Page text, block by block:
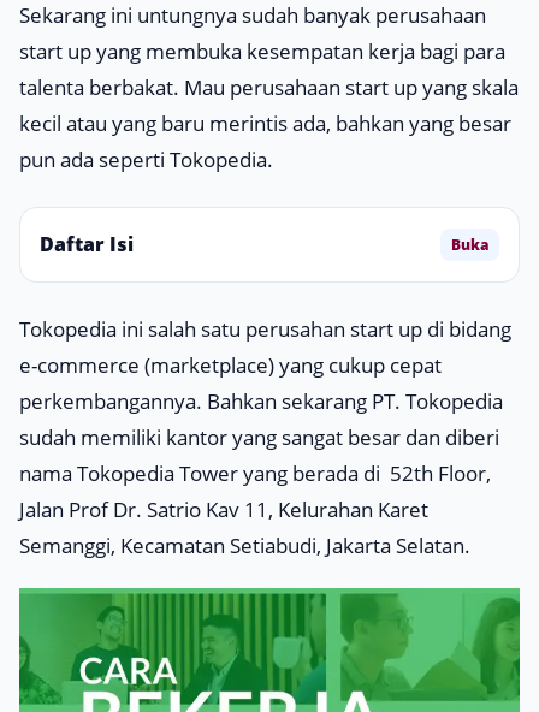
Sekarang ini untungnya sudah banyak perusahaan
start upyang membuka kesempatan kerja bagi para
talenta berbakat. Mau perusahaan start upyang skala
kecil atau yang baru merintis ada, bahkan yang besar
pun ada seperti Tokopedia.
Daftar Isi Buka
Tokopedia ini salah satu perusahan start up di bidang
e-commerce (marketplace)yang cukup cepat
perkembangannya. Bahkan sekarang PT. Tokopedia
sudah memiliki kantor yang sangat besar dan diberi
nama Tokopedia Tower yang berada di 52th Floor,
Jalan Prof Dr. Satrio Kav 11, Kelurahan Karet
Semanggi, Kecamatan Setiabudi, Jakarta Selatan.